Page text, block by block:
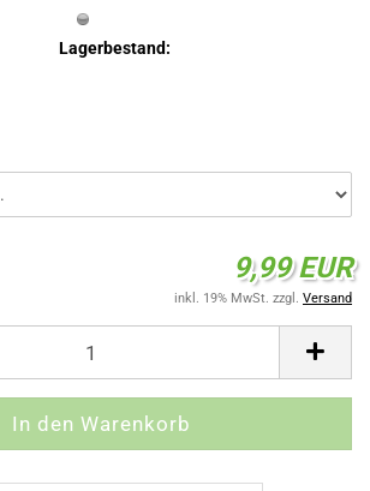
Lagerbestand:
9,99 EUR
inkl. 19% MwSt. zzgl. Versand